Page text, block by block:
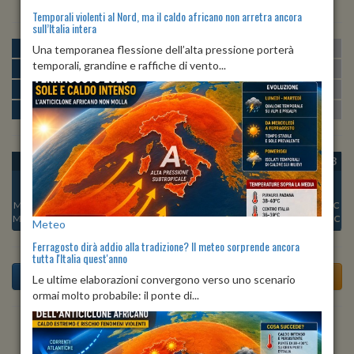
MATTINA min:18º max:28º U:61%
POMERIGGIO min:29º max:33º
SERA min:23º max:33º U:74% 88%
NOTTE min: 19º max:22º U:89%
OGGI
Min:
24°C
Max:29°C
SAB 08
Min:
Max:28°C
DOM 09
Min:24°C
Max:28°C
LUN 10
Min:
24°C
Max:30°C
MAR 11
Max:31°C
MER 12
Min:23°C
Max:33°C
GIO 13
23°C
Max:31°C
Previsioni del Tempo a Aquara tra 5 giorni
Temporali violenti al Nord, ma il caldo africano non arretra ancora
sull’Italia intera
Una temporanea flessione dell’alta pressione porterà
temporali, grandine e raffiche di vento...
Meteo
Ferragosto dirà addio alla tradizione? Il meteo sorprende ancora
tutta l'Italia quest'anno
Le ultime elaborazioni convergono verso uno scenario
ormai molto probabile: il ponte di...